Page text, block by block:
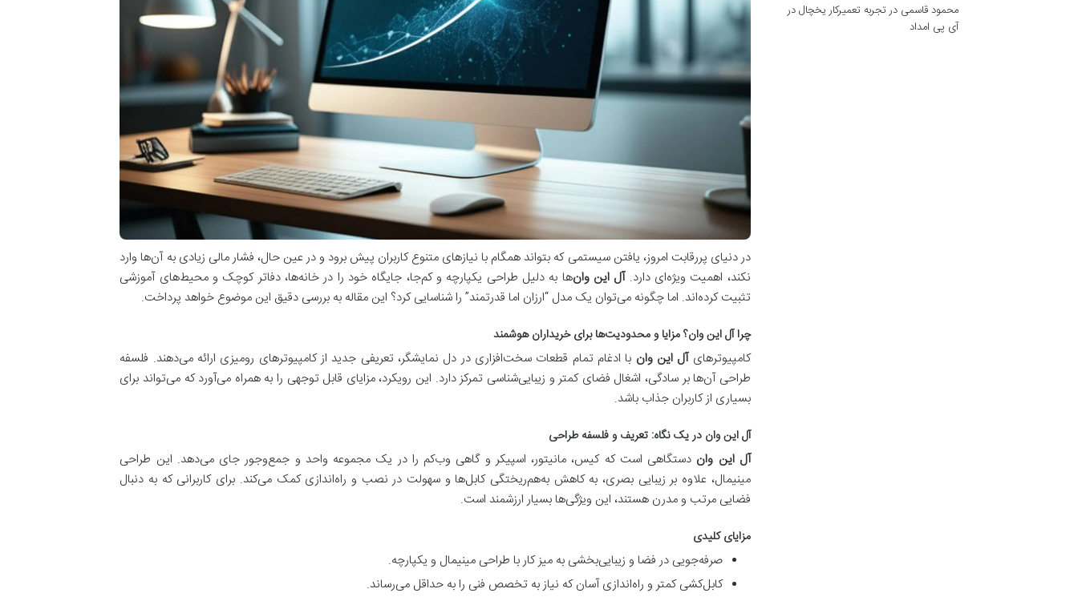
در دنیای پررقابت امروز، یافتن سیستمی که بتواند همگام با نیازهای متنوع کاربران پیش برود و در عین حال، فشار مالی زیادی به آن‌ها وارد
نکند، اهمیت ویژه‌ای دارد. آل این وان‌ها به دلیل طراحی یکپارچه و کم‌جا، جایگاه خود را در خانه‌ها، دفاتر کوچک و محیط‌های آموزشی
تثبیت کرده‌اند. اما چگونه می‌توان یک مدل “ارزان اما قدرتمند” را شناسایی کرد؟ این مقاله به بررسی دقیق این موضوع خواهد پرداخت.
چرا آل این وان؟ مزایا و محدودیت‌ها برای خریداران هوشمند
کامپیوترهای آل این وان با ادغام تمام قطعات سخت‌افزاری در دل نمایشگر، تعریفی جدید از کامپیوترهای رومیزی ارائه می‌دهند. فلسفه
طراحی آن‌ها بر سادگی، اشغال فضای کمتر و زیبایی‌شناسی تمرکز دارد. این رویکرد، مزایای قابل توجهی را به همراه می‌آورد که می‌تواند برای
بسیاری از کاربران جذاب باشد.
آل این وان در یک نگاه: تعریف و فلسفه طراحی
آل این وان دستگاهی است که کیس، مانیتور، اسپیکر و گاهی وب‌کم را در یک مجموعه واحد و جمع‌وجور جای می‌دهد. این طراحی
مینیمال، علاوه بر زیبایی بصری، به کاهش به‌هم‌ریختگی کابل‌ها و سهولت در نصب و راه‌اندازی کمک می‌کند. برای کاربرانی که به دنبال
فضایی مرتب و مدرن هستند، این ویژگی‌ها بسیار ارزشمند است.
مزایای کلیدی
صرفه‌جویی در فضا و زیبایی‌بخشی به میز کار با طراحی مینیمال و یکپارچه.
کابل‌کشی کمتر و راه‌اندازی آسان که نیاز به تخصص فنی را به حداقل می‌رساند.
محمود قاسمی درتجربه تعمیرکار یخچال در
آی پی امداد